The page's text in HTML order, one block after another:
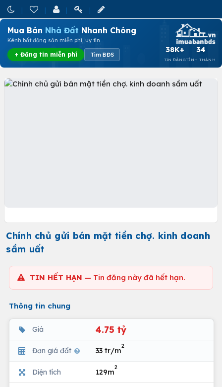
Mua Bán Nhà Đất Nhanh Chóng
Kênh bất động sản miễn phí, uy tín
+ Đăng tin miễn phí Tìm BĐS
38K+
TIN ĐĂNG
34
TỈNH THÀNH
Chính chủ gửi bán mặt tiền chợ. kinh doanh
sầm uất
TIN HẾT HẠN — Tin đăng này đã hết hạn.
Thông tin chung
Giá 4.75 tỷ
Đơn giá đất 33 tr/m
2
Diện tích 129m
2